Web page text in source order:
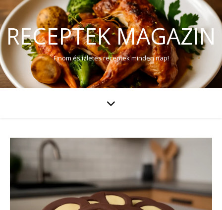
RECEPTEK MAGAZIN
Finom és ízletes receptek minden nap!